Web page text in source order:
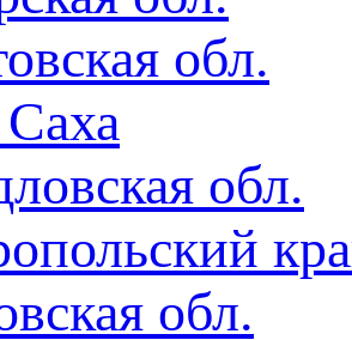
обл.
обл.
обл.